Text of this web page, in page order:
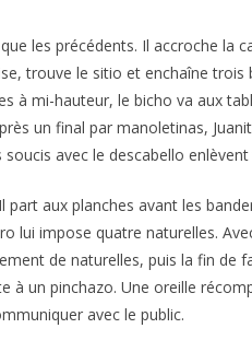
les précédents. Il accroche la
trouve le sitio et enchaîne trois
à mi-hauteur, le bicho va aux
un final par manoletinas,
avec le descabello
aux planches avant les
lui impose quatre naturelles.
de naturelles, puis la fin de
à un pinchazo. Une oreille
avec le public.